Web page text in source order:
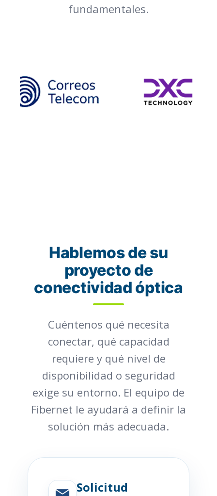
fundamentales.
Hablemos de su
proyecto de
conectividad óptica
Cuéntenos qué necesita
conectar, qué capacidad
requiere y qué nivel de
disponibilidad o seguridad
exige su entorno. El equipo de
Fibernet le ayudará a definir la
solución más adecuada.
Solicitud